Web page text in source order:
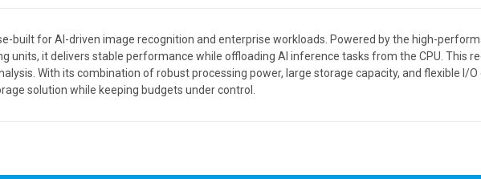
built for AI-driven image recognition and enterprise workloads. Powered by the high-
units, it delivers stable performance while offloading AI inference tasks from the CPU. This
With its combination of robust processing power, large storage capacity, and flexible I/O
solution while keeping budgets under control.